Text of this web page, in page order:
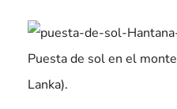
Puesta de sol en el
Lanka).